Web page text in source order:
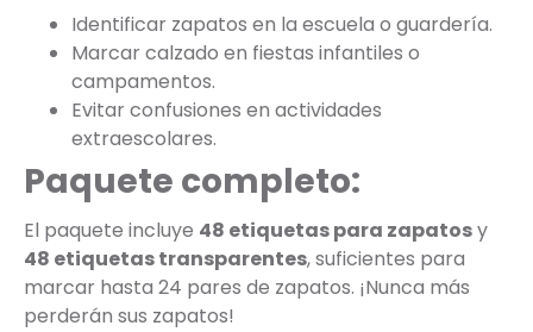
Identificar zapatos en la escuela o guardería.
Marcar calzado en fiestas infantiles o
campamentos.
Evitar confusiones en actividades
extraescolares.
Paquete completo:
El paquete incluye 48 etiquetas para zapatosy
48 etiquetas transparentes, suficientes para
marcar hasta 24 pares de zapatos. ¡Nunca más
perderán sus zapatos!